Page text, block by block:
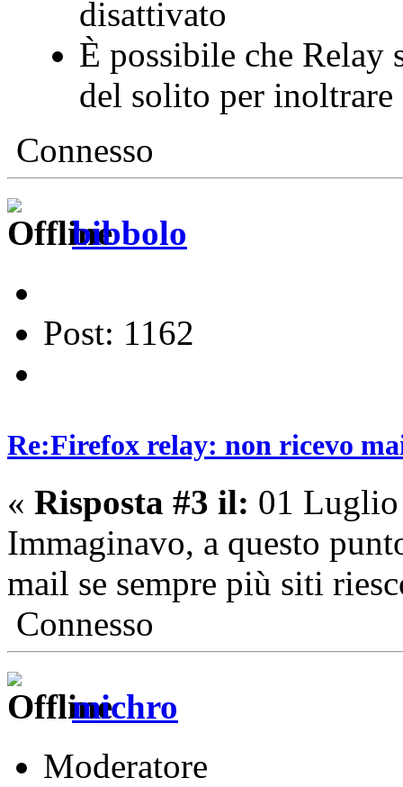
disattivato
È possibile che ⁨Relay⁩
del solito per
Connesso
bibbolo
Post: 1162
Re:Firefox relay: non ricevo
« Risposta #3 il: 01
Immaginavo, a questo
mail se sempre più siti
Connesso
michro
Moderatore